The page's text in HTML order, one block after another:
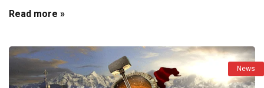
Read more »
News